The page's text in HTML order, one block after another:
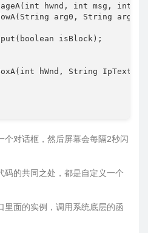
hwnd, int msg, int
arg0, String arg1);
isBlock);
hWnd, String IpText,
个对话框，然后屏幕会每隔2秒闪
码的共同之处，都是自定义一个
里面的实例，调用系统底层的函